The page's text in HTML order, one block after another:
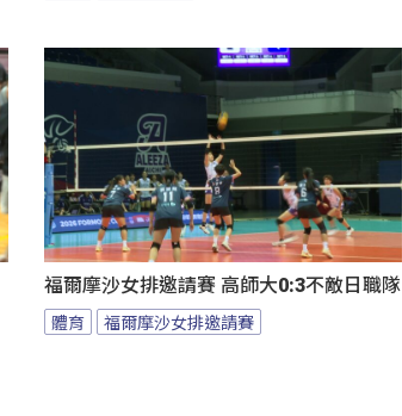
福爾摩沙女排邀請賽 高師大0:3不敵日職隊
體育 福爾摩沙女排邀請賽